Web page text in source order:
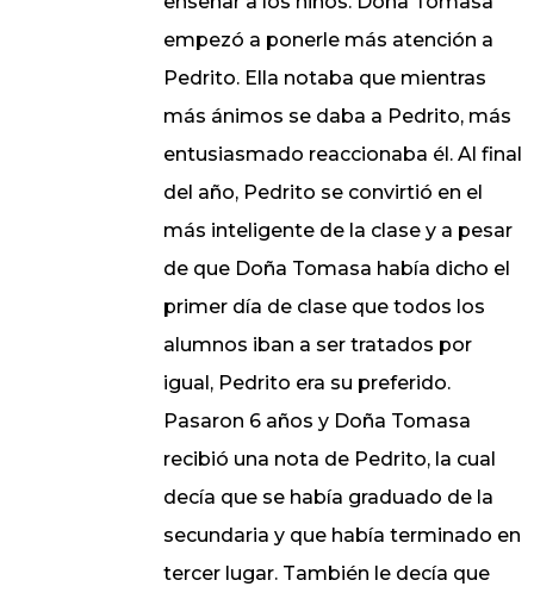
empezó a ponerle más atención a
Pedrito. Ella notaba que mientras
más ánimos se daba a Pedrito, más
entusiasmado reaccionaba él. Al final
del año, Pedrito se convirtió en el
más inteligente de la clase y a pesar
de que Doña Tomasa había dicho el
primer día de clase que todos los
alumnos iban a ser tratados por
igual, Pedrito era su preferido.
Pasaron 6 años y Doña Tomasa
recibió una nota de Pedrito, la cual
decía que se había graduado de la
secundaria y que había terminado en
tercer lugar. También le decía que